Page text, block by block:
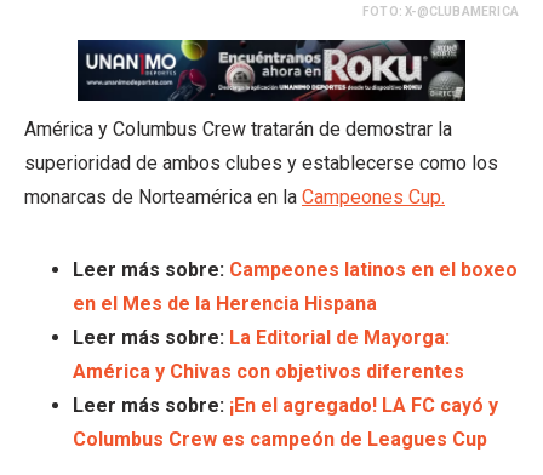
FOTO: X-@CLUBAMERICA
América y Columbus Crew tratarán de demostrar la
superioridad de ambos clubes y establecerse como los
monarcas de Norteamérica en la Campeones Cup.
Leer más sobre: Campeones latinos en el boxeo
en el Mes de la Herencia Hispana
Leer más sobre: La Editorial de Mayorga:
América y Chivas con objetivos diferentes
Leer más sobre: ¡En el agregado! LA FC cayó y
Columbus Crew es campeón de Leagues Cup